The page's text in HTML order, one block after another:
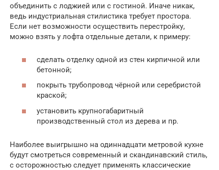
объединить с лоджией или с гостиной. Иначе никак,
ведь индустриальная стилистика требует простора.
Если нет возможности осуществить перестройку,
можно взять у лофта отдельные детали, к примеру:
сделать отделку одной из стен кирпичной или
бетонной;
покрыть трубопровод чёрной или серебристой
краской;
установить крупногабаритный
производственный стол из дерева и пр.
Наиболее выигрышно на одиннадцати метровой кухне
будут смотреться современный и скандинавский стиль,
с осторожностью следует применять классические